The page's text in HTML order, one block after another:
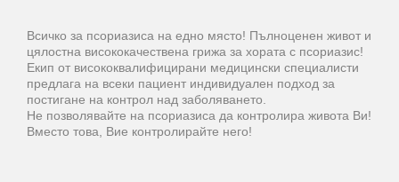
Всичко за псориазиса на едно място! Пълноценен живот и
цялостна висококачествена грижа за хората с псориазис!
Екип от висококвалифицирани медицински специалисти
предлага на всеки пациент индивидуален подход за
постигане на контрол над заболяването.
Не позволявайте на псориазиса да контролира живота Ви!
Вместо това, Вие контролирайте него!